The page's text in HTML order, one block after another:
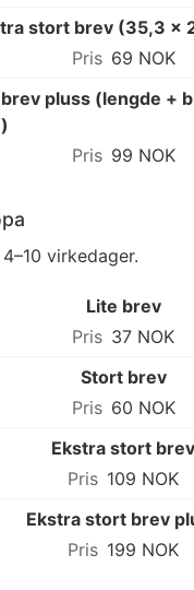
stort brev (35,3 ×
69 NOK
pluss (lengde +
99 NOK
virkedager.
Lite brev
37 NOK
Stort brev
60 NOK
Ekstra stort brev
109 NOK
Ekstra stort brev
199 NOK